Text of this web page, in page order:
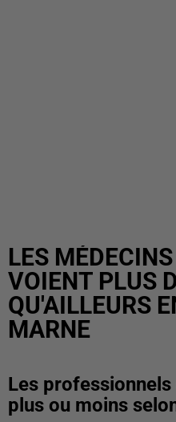
LES
VOIENT PLUS
QU'AILLEURS
MARNE
Les
plus ou moins